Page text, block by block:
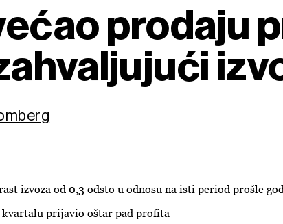
prodaju
izvoza od 0,3 odsto u odnosu na isti period prošle
kvartalu prijavio oštar pad profita